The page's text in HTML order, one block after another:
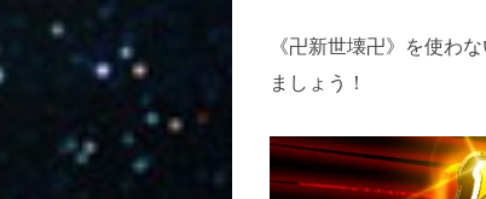
《卍新世壊卍》を使わ
ましょう！